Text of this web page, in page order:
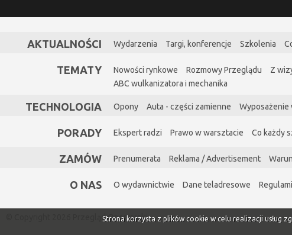
AKTUALNOŚCI Wydarzenia Targi, konferencje Szkolenia
TEMATY Nowości rynkowe Rozmowy Przeglądu Z
ABC wulkanizatora i mechanika
TECHNOLOGIA Opony Auta - części zamienne
PORADY Ekspert radzi Prawo w warsztacie Co każdy
ZAMÓW Prenumerata Reklama / Advertisement
O NAS O wydawnictwie Dane teladresowe
© Copyright 2026 Przegląd OponiarskiStrona korzysta z plików cookie w celu realizacji usług